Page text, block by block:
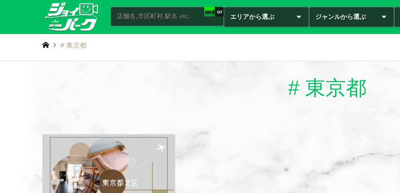
and or
エリアから選ぶ ジャンルから選ぶ
# 東京都
# 東京都